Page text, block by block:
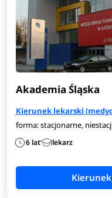
Akademia Śląska
Kierunek lekarski
forma: stacjonarne,
6 lat lekarz
Kierunek